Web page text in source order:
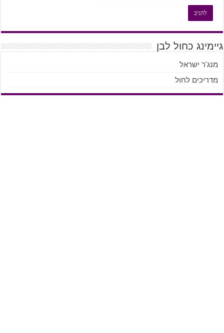
גיימינג כחול לבן
מנג'ר ישראל
מדריכים לחול